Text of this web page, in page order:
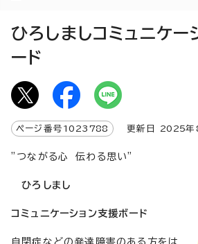
ひろしましコミュニケー
ード
ページ番号 1023788 更新日 2025年
”つながる心 伝わる思い”
ひろしまし
コミュニケーション支援ボード
自閉症などの発達障害のある方をは